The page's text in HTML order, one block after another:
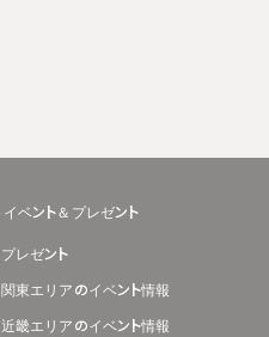
イベント＆プレゼント
プレゼント
関東エリアのイベント情報
近畿エリアのイベント情報